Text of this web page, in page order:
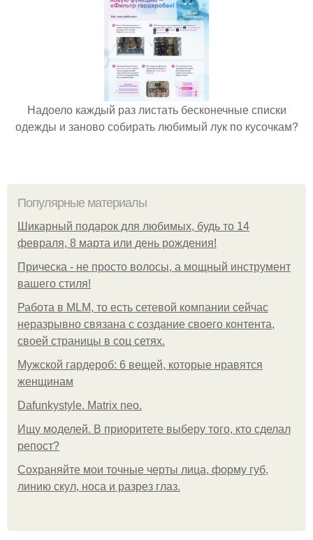
Надоело каждый раз листать бесконечные списки
одежды и заново собирать любимый лук по кусочкам?
Популярные материалы
Шикарный подарок для любимых, будь то 14
февраля, 8 марта или день рождения!
Прическа - не просто волосы, а мощный инструмент
вашего стиля!
Работа в MLM, то есть сетевой компании сейчас
неразрывно связана с создание своего контента,
своей страницы в соц сетях.
Мужской гардероб: 6 вещей, которые нравятся
женщинам
Dafunkystyle. Matrix neo.
Ищу моделей. В приоритете выберу того, кто сделал
репост?
Сохраняйте мои точные черты лица, форму губ,
линию скул, носа и разрез глаз.